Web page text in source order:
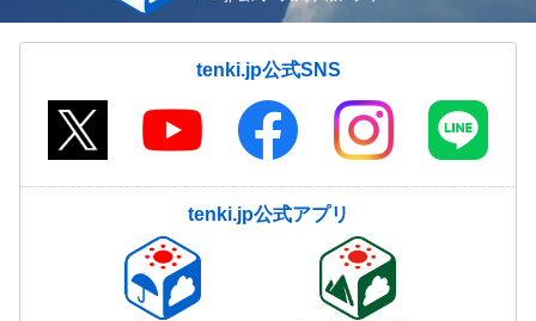
tenki.jp公式SNS
tenki.jp公式アプリ